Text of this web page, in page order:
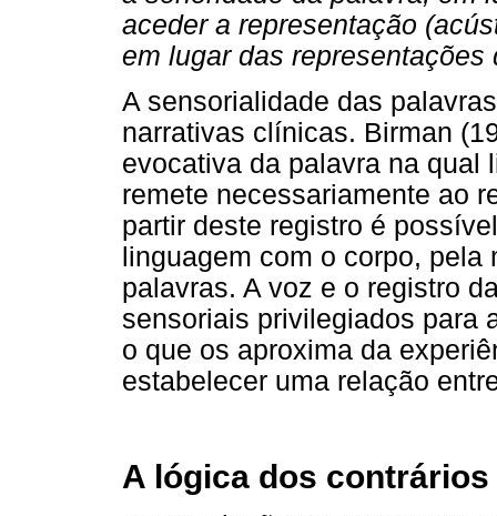
aceder a representação
em lugar das representações
A sensorialidade das
narrativas clínicas. Birman
evocativa da palavra na
remete necessariamente ao
partir deste registro é
linguagem com o corpo,
palavras. A voz e o registro
sensoriais privilegiados para
o que os aproxima da
estabelecer uma relação
A lógica dos contrários